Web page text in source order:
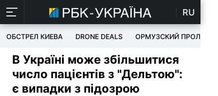
RU
ОБСТРЕЛ КИЕВА DRONE DEALS ОРМУЗСКИЙ ПРОЛИВ
В Україні може збільшитися
число пацієнтів з "Дельтою":
є випадки з підозрою